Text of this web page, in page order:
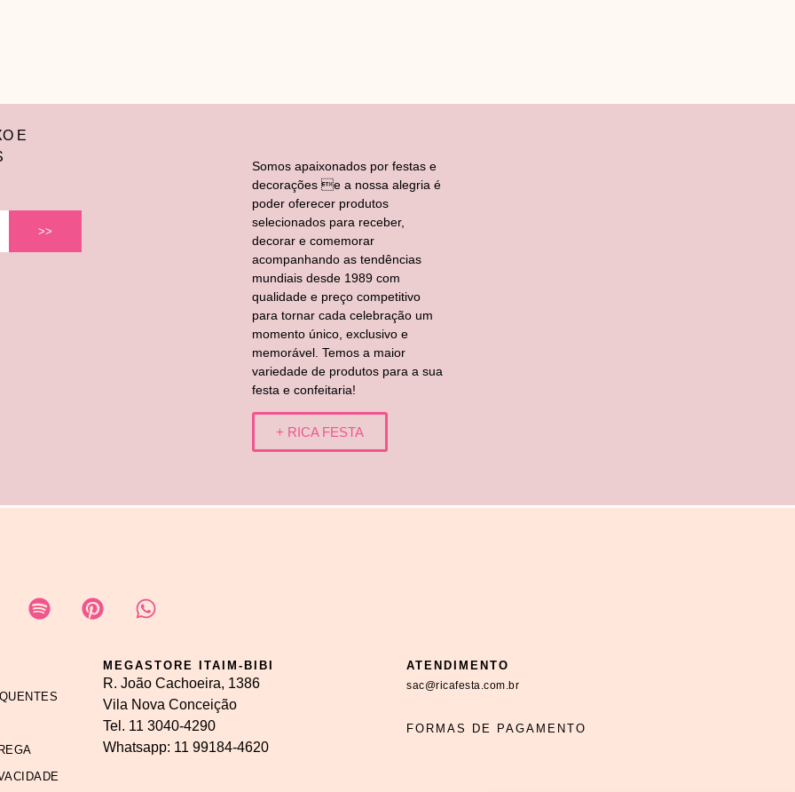
E
>>
Somos apaixonados por festas e
decorações e a nossa alegria é
poder oferecer produtos
selecionados para receber,
decorar e comemorar
acompanhando as tendências
mundiais desde 1989 com
qualidade e preço competitivo
para tornar cada celebração um
momento único, exclusivo e
memorável. Temos a maior
variedade de produtos para a sua
festa e confeitaria!
+ RICA FESTA
MEGASTORE ITAIM-BIBI
R. João Cachoeira, 1386
Vila Nova Conceição
Tel. 11 3040-4290
Whatsapp: 11 99184-4620
ATENDIMENTO
sac@ricafesta.com.br
FORMAS DE PAGAMENTO